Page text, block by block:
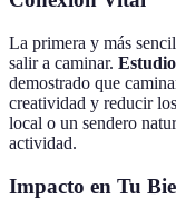
La primera y más
salir a caminar.
demostrado que
creatividad y reducir
local o un sendero
actividad.
Impacto en Tu